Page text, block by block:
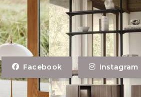
Facebook Instagram